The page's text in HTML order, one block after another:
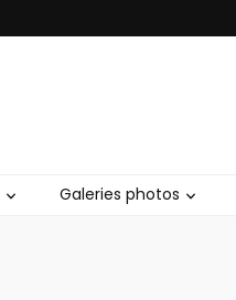
Galeries photos